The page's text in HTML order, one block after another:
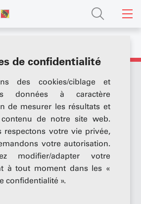
de confidentialité
des cookies/ciblage et
données à caractère
de mesurer les résultats et
de notre site web.
respectons votre vie privée,
votre autorisation.
modifier/adapter votre
à tout moment dans les «
confidentialité ».
(UPSA)